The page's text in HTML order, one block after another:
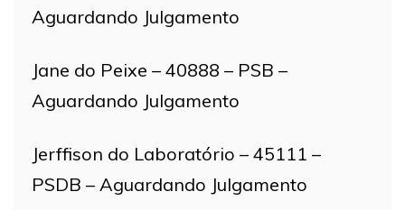
Aguardando Julgamento
Jane do Peixe – 40888 – PSB –
Aguardando Julgamento
Jerffison do Laboratório – 45111 –
PSDB – Aguardando Julgamento